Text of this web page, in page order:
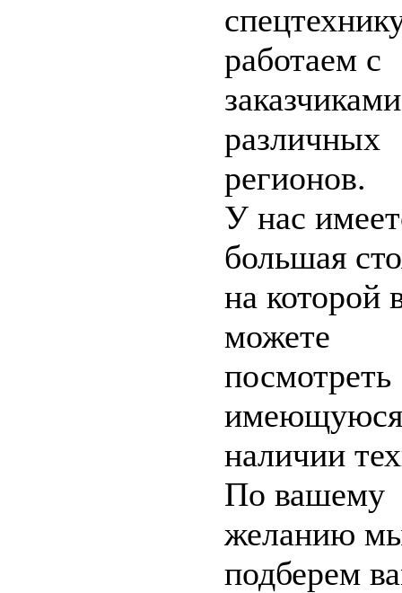
работаем с
различных
регионов.
У нас
большая
на которой
можете
посмотреть
наличии
По вашему
желанию
подберем